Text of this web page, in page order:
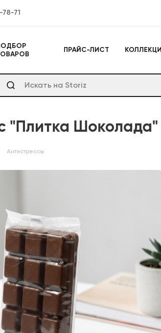
78-71
ПРАЙС-ЛИСТ
Actiontoys
Actiontoys
Антистрессы
"Плитка Шоколада"
Антистрессы